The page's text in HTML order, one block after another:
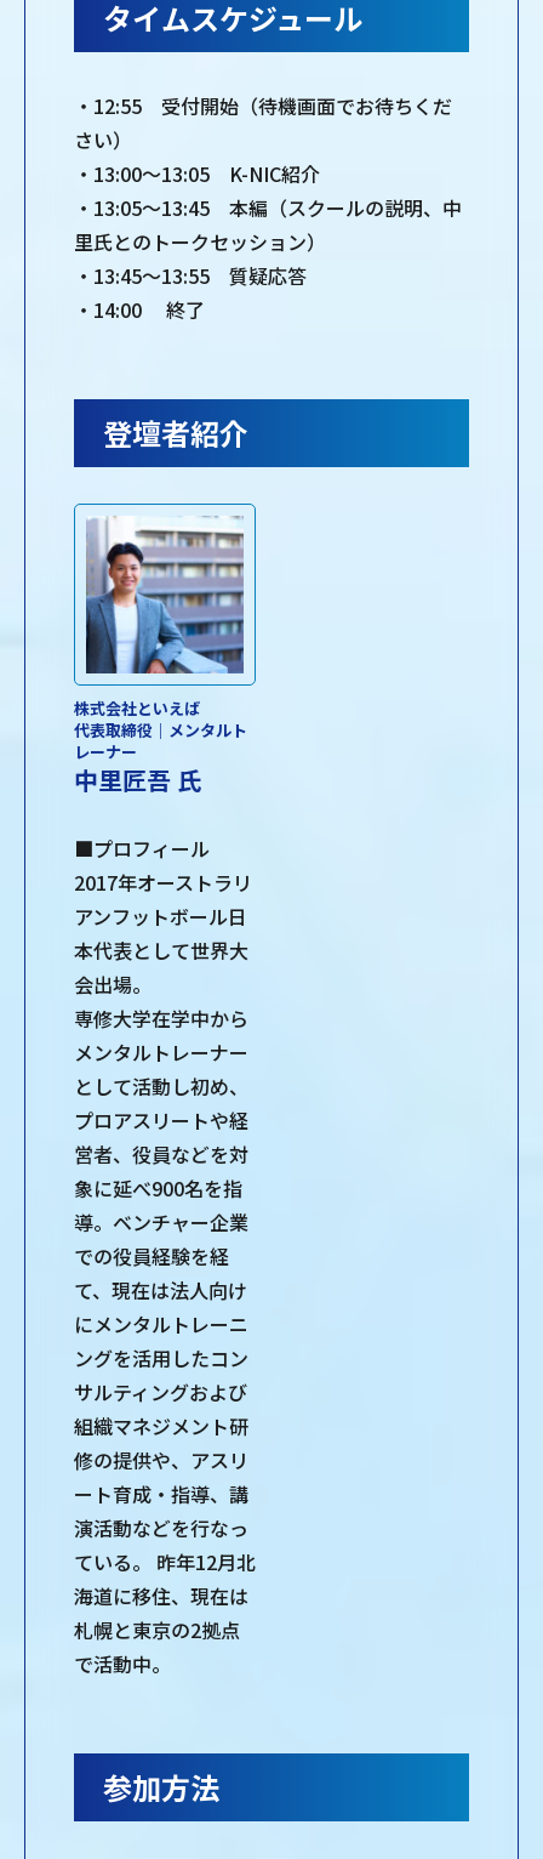
タイムスケジュール
・12:55 受付開始（待機画面でお待ちくだ
さい）
・13:00～13:05 K-NIC紹介
・13:05～13:45 本編（スクールの説明、中
里氏とのトークセッション）
・13:45～13:55 質疑応答
・14:00 終了
登壇者紹介
株式会社といえば
代表取締役｜メンタルト
レーナー
中里匠吾 氏
■プロフィール
2017年オーストラリ
アンフットボール日
本代表として世界大
会出場。
専修大学在学中から
メンタルトレーナー
として活動し初め、
プロアスリートや経
営者、役員などを対
象に延べ900名を指
導。ベンチャー企業
での役員経験を経
て、現在は法人向け
にメンタルトレーニ
ングを活用したコン
サルティングおよび
組織マネジメント研
修の提供や、アスリ
ート育成・指導、講
演活動などを行なっ
ている。 昨年12月北
海道に移住、現在は
札幌と東京の2拠点
で活動中。
参加方法